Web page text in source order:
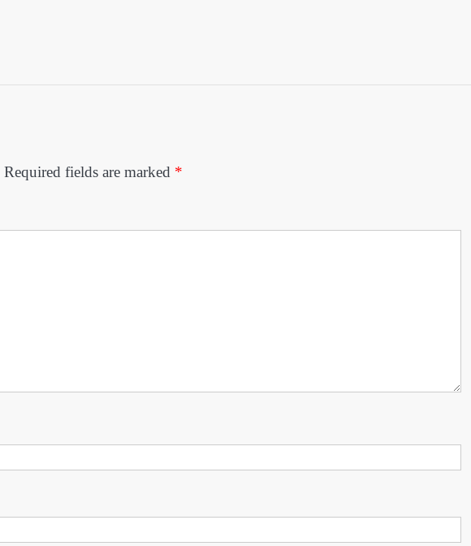
Required fields are marked *